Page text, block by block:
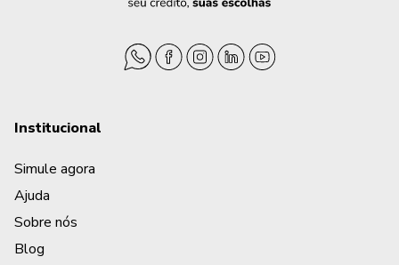
Institucional
Simule agora
Ajuda
Sobre nós
Blog